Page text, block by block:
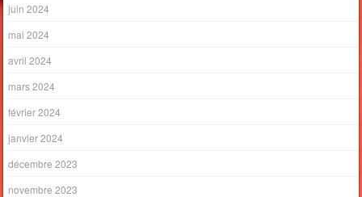
juin 2024
mai 2024
avril 2024
mars 2024
février 2024
janvier 2024
décembre 2023
novembre 2023